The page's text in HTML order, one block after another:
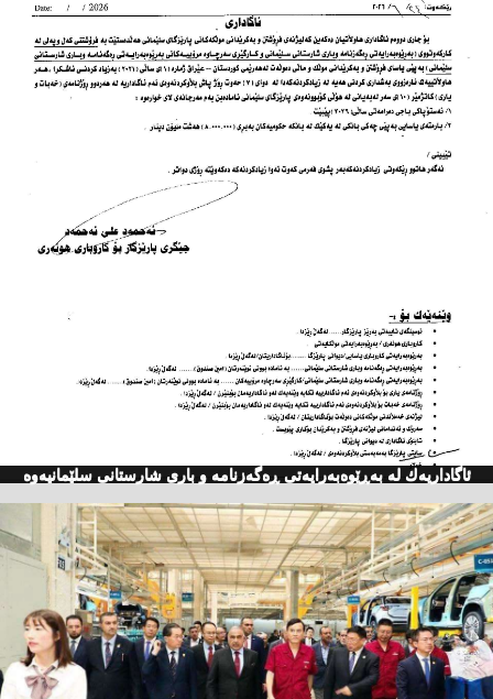
ئاگاداریه‌ك له‌ به‌ڕێوه‌به‌رایه‌تی ڕه‌گه‌زنامه‌ و باری شارستانی سلێمانیه‌وه‌